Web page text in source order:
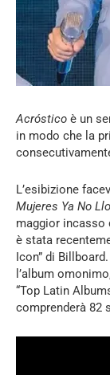
Acróstico è un
in modo che la
L’esibizione
Mujeres Ya No
maggior incasso
è stata
Icon” di
l’album
“Top Latin
comprenderà 82